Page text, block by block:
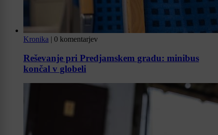
Kronika | 0 komentarjev
Reševanje pri Predjamskem gradu: minibus
končal v globeli